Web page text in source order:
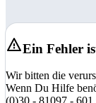
Ein Fehler
Wir bitten die
Wenn Du Hilfe